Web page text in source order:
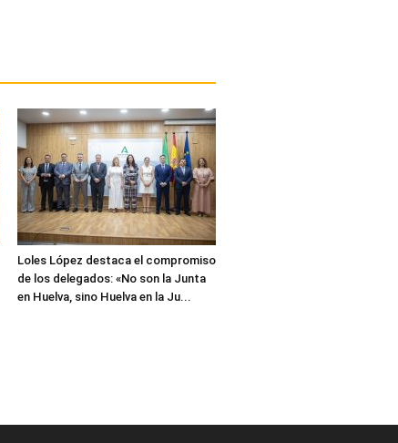
Loles López destaca el compromiso
de los delegados: «No son la Junta
en Huelva, sino Huelva en la Ju...